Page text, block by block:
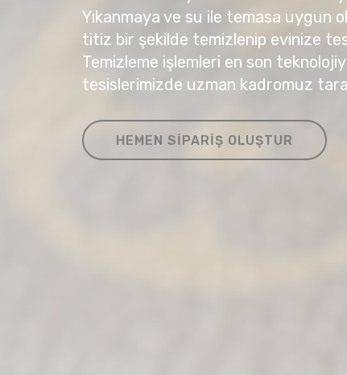
Yıkanmaya ve su ile temasa uygun
titiz bir şekilde temizlenip evinize
Temizleme işlemleri en son
tesislerimizde uzman kadromuz
HEMEN SIPARIŞ OLUŞTUR